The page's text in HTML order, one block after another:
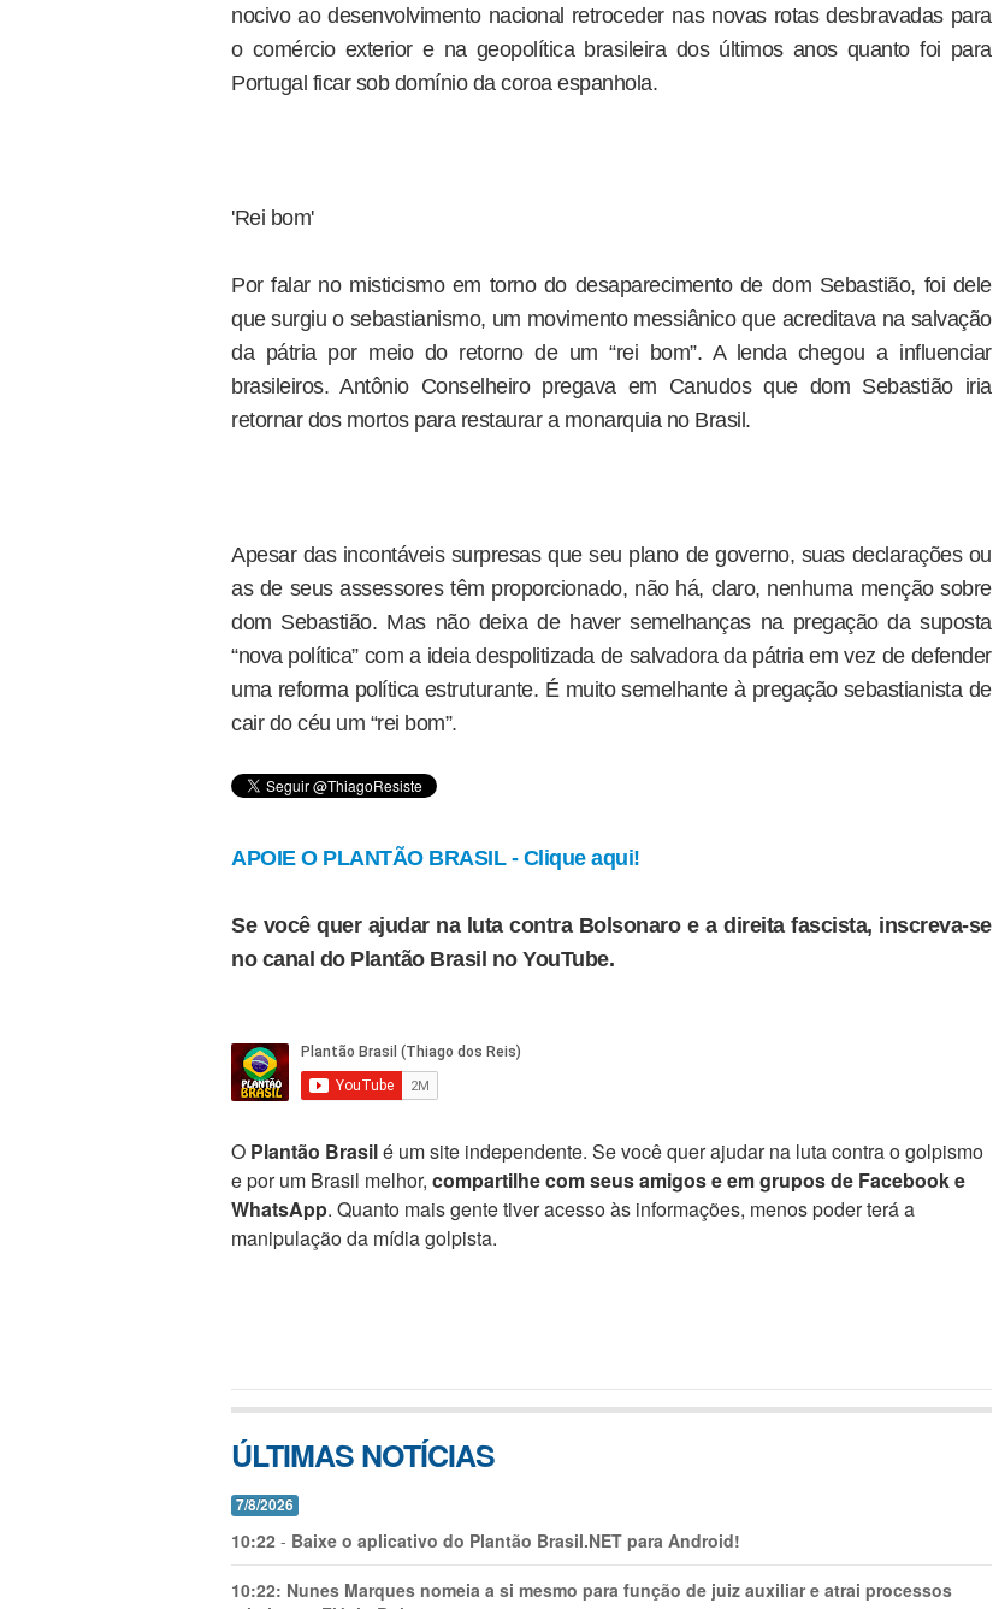
nocivo ao desenvolvimento nacional retroceder nas novas rotas desbravadas para
o comércio exterior e na geopolítica brasileira dos últimos anos quanto foi para
Portugal ficar sob domínio da coroa espanhola.
'Rei bom'
Por falar no misticismo em torno do desaparecimento de dom Sebastião, foi dele
que surgiu o sebastianismo, um movimento messiânico que acreditava na salvação
da pátria por meio do retorno de um “rei bom”. A lenda chegou a influenciar
brasileiros. Antônio Conselheiro pregava em Canudos que dom Sebastião iria
retornar dos mortos para restaurar a monarquia no Brasil.
Apesar das incontáveis surpresas que seu plano de governo, suas declarações ou
as de seus assessores têm proporcionado, não há, claro, nenhuma menção sobre
dom Sebastião. Mas não deixa de haver semelhanças na pregação da suposta
“nova política” com a ideia despolitizada de salvadora da pátria em vez de defender
uma reforma política estruturante. É muito semelhante à pregação sebastianista de
cair do céu um “rei bom”.
APOIE O PLANTÃO BRASIL - Clique aqui!
Se você quer ajudar na luta contra Bolsonaro e a direita fascista, inscreva-se
no canal do Plantão Brasil no YouTube.
O Plantão Brasilé um site independente. Se você quer ajudar na luta contra o golpismo
e por um Brasil melhor, compartilhe com seus amigos e em grupos de Facebook e
WhatsApp. Quanto mais gente tiver acesso às informações, menos poder terá a
manipulação da mídia golpista.
ÚLTIMAS NOTÍCIAS
7/8/2026
10:22 - Baixe o aplicativo do Plantão Brasil.NET para Android!
10:22: Nunes Marques nomeia a si mesmo para função de juiz auxiliar e atrai processos